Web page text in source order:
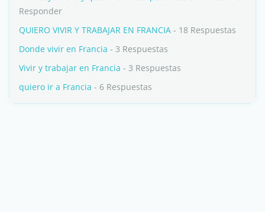
Responder
QUIERO VIVIR Y TRABAJAR EN FRANCIA - 18 Respuestas
Donde vivir en Francia - 3 Respuestas
Vivir y trabajar en Francia - 3 Respuestas
quiero ir a Francia - 6 Respuestas